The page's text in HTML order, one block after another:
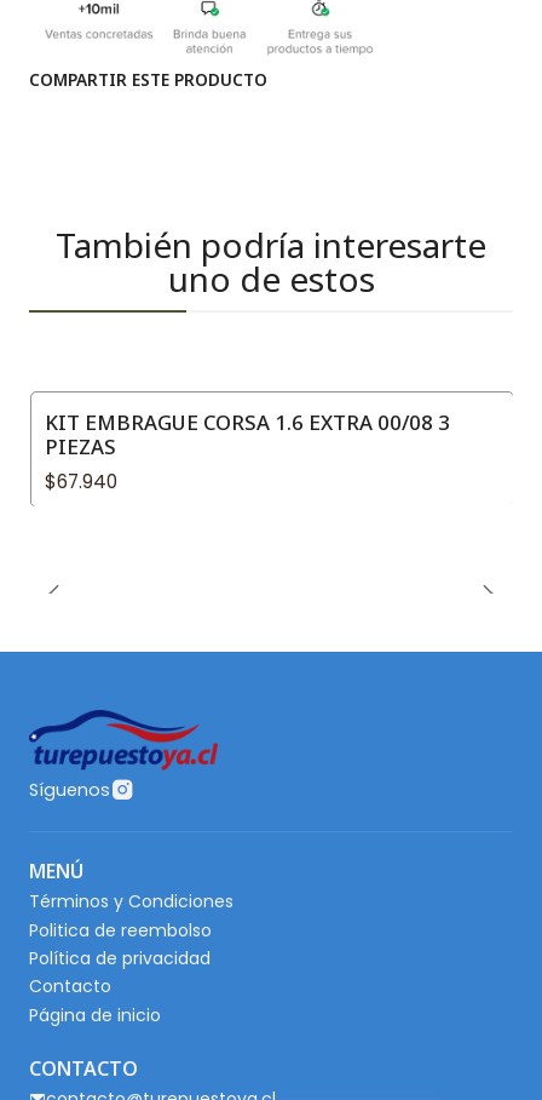
COMPARTIR ESTE PRODUCTO
También podría interesarte
uno de estos
KIT EMBRAGUE CORSA 1.6 EXTRA 00/08 3
PIEZAS
$67.940
Síguenos
MENÚ
Términos y Condiciones
Politica de reembolso
Política de privacidad
Contacto
Página de inicio
CONTACTO